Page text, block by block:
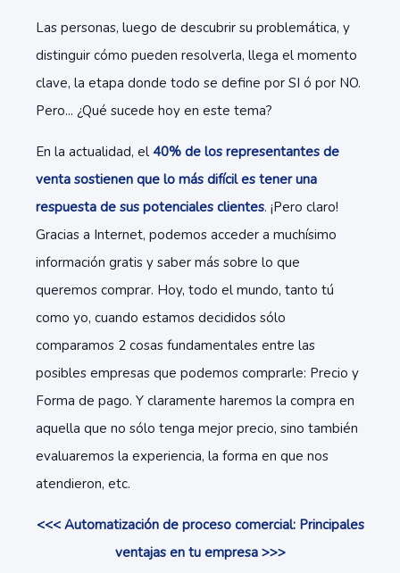
Las personas, luego de descubrir su problemática, y
distinguir cómo pueden resolverla, llega el momento
clave, la etapa donde todo se define por SI ó por NO.
Pero... ¿Qué sucede hoy en este tema?
En la actualidad, el 40% de los representantes de
venta sostienen que lo más difícil es tener una
respuesta de sus potenciales clientes. ¡Pero claro!
Gracias a Internet, podemos acceder a muchísimo
información gratis y saber más sobre lo que
queremos comprar. Hoy, todo el mundo, tanto tú
como yo, cuando estamos decididos sólo
comparamos 2 cosas fundamentales entre las
posibles empresas que podemos comprarle: Precio y
Forma de pago. Y claramente haremos la compra en
aquella que no sólo tenga mejor precio, sino también
evaluaremos la experiencia, la forma en que nos
atendieron, etc.
<<< Automatización de proceso comercial: Principales
ventajas en tu empresa >>>